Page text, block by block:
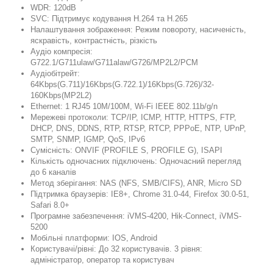
WDR: 120dB
SVC: Підтримує кодування H.264 та H.265
Налаштування зображення: Режим повороту, насиченість,
яскравість, контрастність, різкість
Аудіо компресія:
G722.1/G711ulaw/G711alaw/G726/MP2L2/PCM
Аудіобітрейт:
64Kbps(G.711)/16Kbps(G.722.1)/16Kbps(G.726)/32-
160Kbps(MP2L2)
Ethernet: 1 RJ45 10M/100M, Wi-Fi IEEE 802.11b/g/n
Мережеві протоколи: TCP/IP, ICMP, HTTP, HTTPS, FTP,
DHCP, DNS, DDNS, RTP, RTSP, RTCP, PPPoE, NTP, UPnP,
SMTP, SNMP, IGMP, QoS, IPv6
Сумісність: ONVIF (PROFILE S, PROFILE G), ISAPI
Кількість одночасних підключень: Одночасний перегляд
до 6 каналів
Метод зберігання: NAS (NFS, SMB/CIFS), ANR, Micro SD
Підтримка браузерів: IE8+, Chrome 31.0-44, Firefox 30.0-51,
Safari 8.0+
Програмне забезпечення: iVMS-4200, Hik-Connect, iVMS-
5200
Мобільні платформи: IOS, Android
Користувачі/рівні: До 32 користувачів. 3 рівня:
адміністратор, оператор та користувач